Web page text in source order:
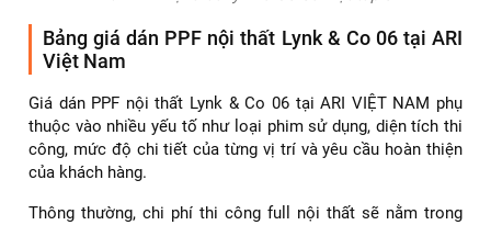
Bảng giá dán PPF nội thất Lynk & Co 06 tại ARI
Việt Nam
Giá dán PPF nội thất Lynk & Co 06 tại ARI VIỆT NAM phụ
thuộc vào nhiều yếu tố như loại phim sử dụng, diện tích thi
công, mức độ chi tiết của từng vị trí và yêu cầu hoàn thiện
của khách hàng.
Thông thường, chi phí thi công full nội thất sẽ nằm trong